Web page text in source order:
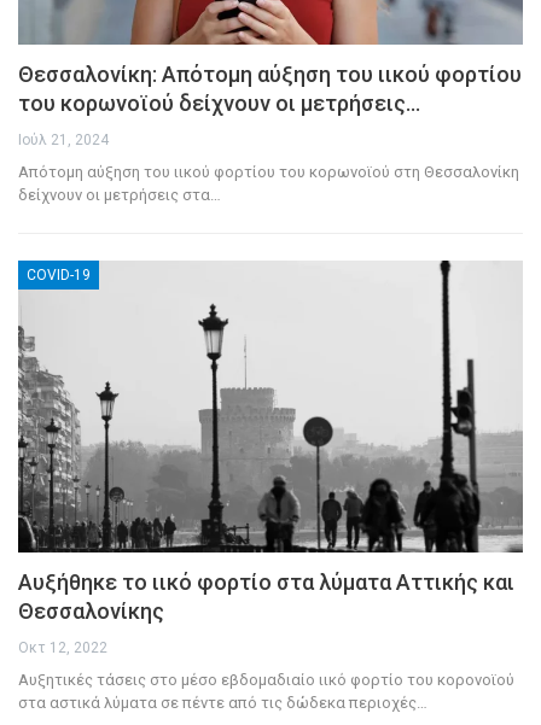
Θεσσαλονίκη: Απότομη αύξηση του ιικού φορτίου
του κορωνοϊού δείχνουν οι μετρήσεις…
Ιούλ 21, 2024
Απότομη αύξηση του ιικού φορτίου του κορωνοϊού στη Θεσσαλονίκη
δείχνουν οι μετρήσεις στα
COVID-19
Αυξήθηκε το ιικό φορτίο στα λύματα Αττικής και
Θεσσαλονίκης
Οκτ 12, 2022
Aυξητικές τάσεις στο μέσο εβδομαδιαίο ιικό φορτίο του κορονοϊού
στα αστικά λύματα σε πέντε από τις δώδεκα περιοχές…